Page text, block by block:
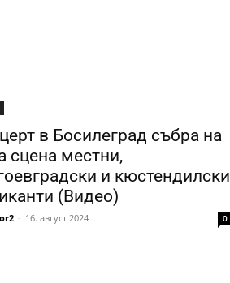
в Босилеград събра на
сцена местни,
и кюстендилски
(Видео)
- 16. август 2024 0